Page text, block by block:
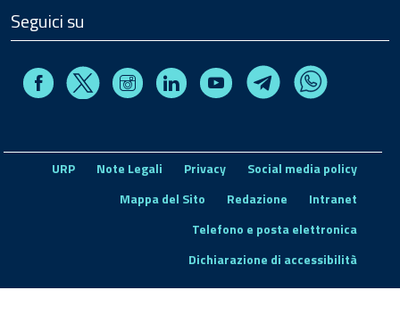
Seguici su
FacebookX InstagramLinkedin Youtube TelegramWhatsapp
URP Note Legali Privacy
Social media policy
Mappa del Sito
Redazione
Intranet
Telefono e posta elettronica
Dichiarazione di accessibilità